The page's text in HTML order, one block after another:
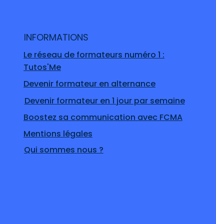
INFORMATIONS
Le réseau de formateurs numéro 1 :
Tutos'Me
Devenir formateur en alternance
Devenir formateur en 1 jour par semaine
Boostez sa communication avec FCMA
Mentions légales
Qui sommes nous ?